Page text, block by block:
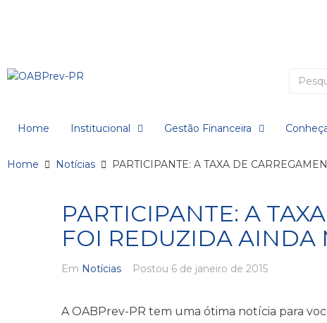
Home Institucional Gestão Financeira
Home Notícias PARTICIPANTE: A TAXA DE
PARTICIPANTE: A
FOI REDUZIDA AINDA
Em Notícias Postou 6 de janeiro de 2015
A OABPrev-PR tem uma ótima notícia para